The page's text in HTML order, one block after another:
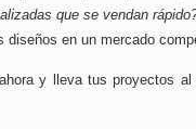
que se vendan
diseños en un mercado
y lleva tus proyectos